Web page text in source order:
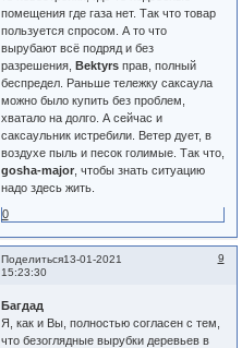
помещения где газа нет. Так что товар
пользуется спросом. А то что
вырубают всё подряд и без
разрешения,
Bektyrsправ, полный
беспредел. Раньше тележку саксаула
можно было купить без проблем,
хватало на долго. А сейчас и
саксаульник истребили. Ветер дует, в
воздухе пыль и песок голимые. Так что,
gosha-major, чтобы знать ситуацию
надо здесь жить.
0
Поделиться 9
13-01-2021
15:23:30
Багдад
Я, как и Вы, полностью согласен с тем,
что безоглядные вырубки деревьев в